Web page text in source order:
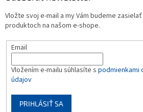
Vložte svoj e-mail a my Vám budeme
produktoch na našom e-shope.
Email
Vložením e-mailu súhlasíte s podmienkami
údajov
PRIHLÁSIŤ SA